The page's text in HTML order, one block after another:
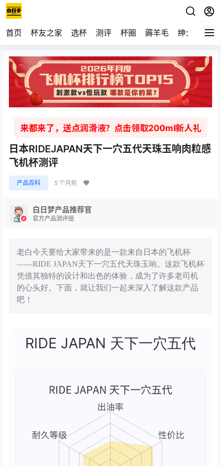
首页 杯友之家 选杯 测评 杯圈 薅羊毛 绅士 视频
来都来了，送点润滑液？点击领取200ml新人礼
日本RIDEJAPAN天下一穴五代天珠玉响肉粒感
飞机杯测评
产品百科 5 个月前
白日梦产品推荐官
官方产品测评组
老白今天要给大家带来的是一款来自日本的飞机杯
——RIDE JAPAN天下一穴五代天珠玉响。这款飞机杯
凭借其独特的设计和出色的体验，成为了许多老司机
的心头好。下面，就让我们一起来深入了解这款产品
吧！
RIDE JAPAN 天下一穴五代